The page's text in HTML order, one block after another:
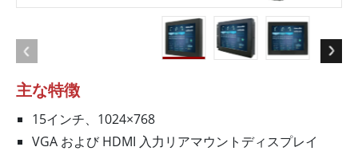
主な特徴
15インチ、1024×768
VGA および HDMI 入力リアマウントディスプレイ